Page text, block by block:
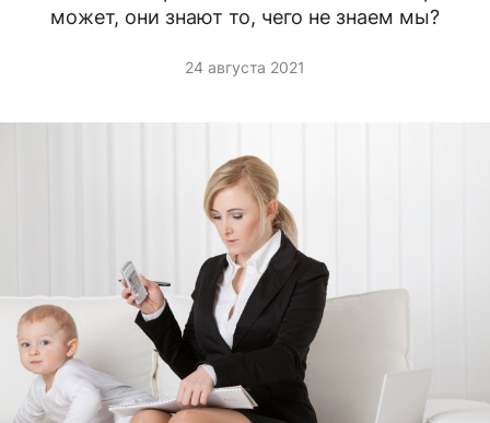
может, они знают то, чего не знаем мы?
24 августа 2021